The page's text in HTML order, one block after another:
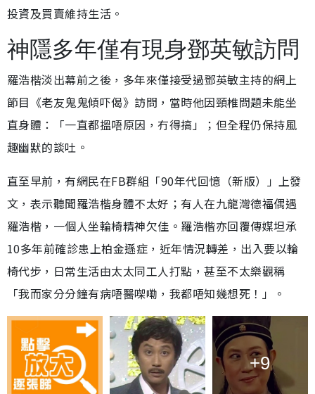
投資及買賣維持生活。
神隱多年僅有現身鄧英敏訪問
羅浩楷淡出幕前之後，多年來僅接受過鄧英敏主持的網上
節目《老友鬼鬼傾吓偈》訪問，當時他因頸椎問題未能坐
直身體：「一直都搵唔原因，冇得搞」；但全程仍保持風
趣幽默的談吐。
直至早前，有網民在FB群組「90年代回憶（新版）」上發
文，表示聽聞羅浩楷身體不太好；有人在九龍灣德福偶遇
羅浩楷，一個人坐輪椅精神欠佳。羅浩楷亦回覆傳媒坦承
10多年前確診患上柏金遜症，近年情況轉差，出入要以輪
椅代步，日常生活由太太同工人打點，甚至不太樂觀稱
「我而家分分鐘有病唔醫㗎嘞，我都唔知幾想死！」。
+9